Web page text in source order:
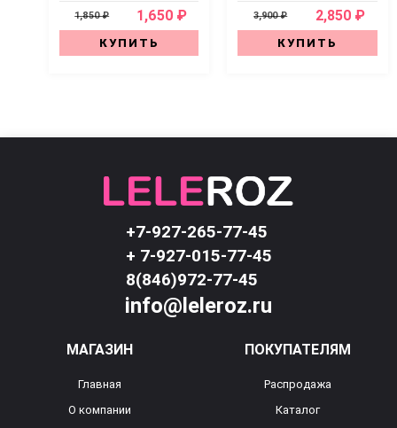
1,850 ₽ 1,650 ₽
КУПИТЬ
3,900 ₽ 2,850 ₽
КУПИТЬ
+7-927-265-77-45
+ 7-927-015-77-45
8(846)972-77-45
info@leleroz.ru
МАГАЗИН
Главная
О компании
ПОКУПАТЕЛЯМ
Распродажа
Каталог